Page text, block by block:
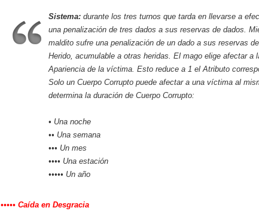
Sistema: durante los tres turnos que tarda en llevarse a
una penalización de tres dados a sus reservas de dados.
maldito sufre una penalización de un dado a sus reservas
Herido, acumulable a otras heridas. El mago elige afectar
Apariencia de la víctima. Esto reduce a 1 el Atributo
Solo un Cuerpo Corrupto puede afectar a una víctima al
determina la duración de Cuerpo Corrupto:
• Una noche
•• Una semana
••• Un mes
•••• Una estación
••••• Un año
••••• Caída en Desgracia